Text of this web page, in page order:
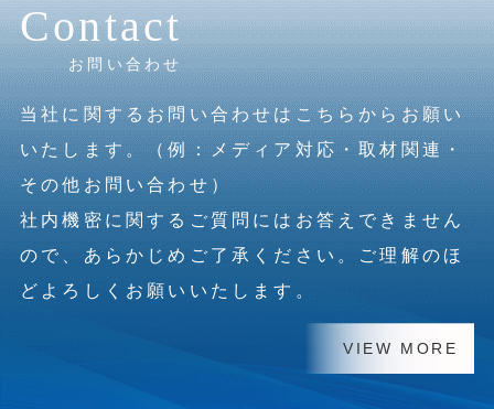
Contact
お問い合わせ
当社に関するお問い合わせはこちらからお願い
いたします。（例：メディア対応・取材関連・
その他お問い合わせ）
社内機密に関するご質問にはお答えできません
ので、あらかじめご了承ください。ご理解のほ
どよろしくお願いいたします。
VIEW MORE